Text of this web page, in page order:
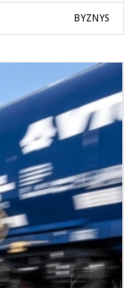
BYZNYS